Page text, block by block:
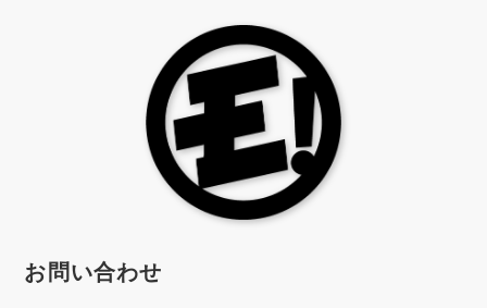
お問い合わせ